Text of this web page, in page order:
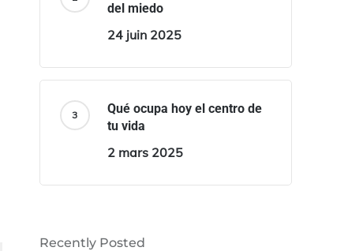
del miedo
24 juin 2025
Qué ocupa hoy el centro de
tu vida
2 mars 2025
Recently Posted